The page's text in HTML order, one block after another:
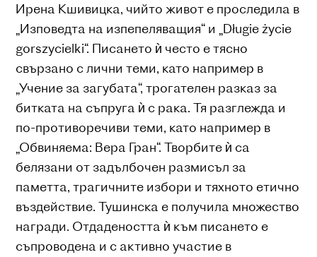
Ирена Кшивицка, чийто живот е проследила в
„Изповедта на изпепеляващия“ и „Długie życie
gorszycielki“. Писането ѝ често е тясно
свързано с лични теми, като например в
„Учение за загубата“, трогателен разказ за
битката на съпруга ѝ с рака. Тя разглежда и
по-противоречиви теми, като например в
„Обвиняема: Вера Гран“. Творбите ѝ са
белязани от задълбочен размисъл за
паметта, трагичните избори и тяхното етично
въздействие. Тушинска е получила множество
награди. Отдадеността ѝ към писането е
съпроводена и с активно участие в